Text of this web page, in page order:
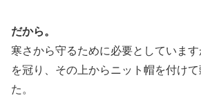
だから。
寒さから守るために必要としていま
を冠り、その上からニット帽を付け
た。